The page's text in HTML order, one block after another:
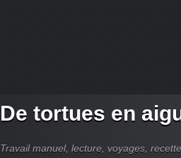
De tortues en
Travail manuel, lecture, voyages,